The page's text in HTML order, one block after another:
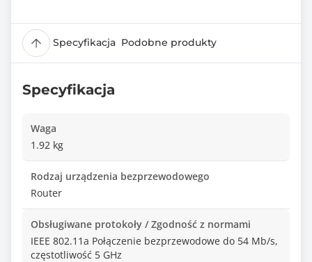
Specyfikacja Podobne produkty
Specyfikacja
Waga
1.92 kg
Rodzaj urządzenia bezprzewodowego
Router
Obsługiwane protokoły / Zgodność z normami
IEEE 802.11a Połączenie bezprzewodowe do 54 Mb/s,
częstotliwość 5 GHz